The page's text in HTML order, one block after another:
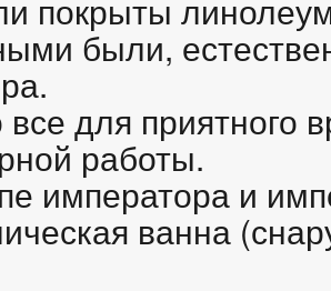
покрыты
были,
для приятного
работы.
императора и
ванна